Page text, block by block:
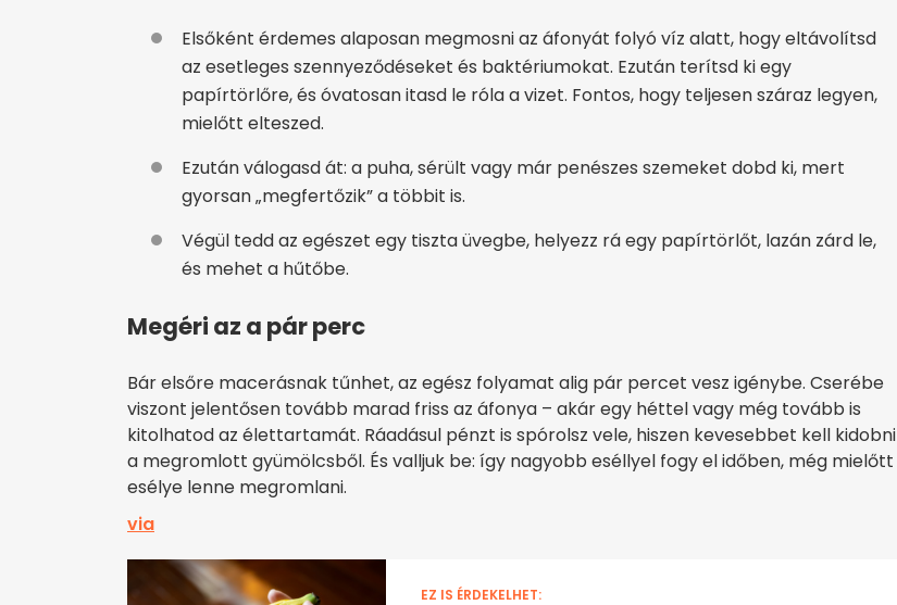
Elsőként érdemes alaposan megmosni az áfonyát folyó víz alatt, hogy eltávolítsd
az esetleges szennyeződéseket és baktériumokat. Ezután terítsd ki egy
papírtörlőre, és óvatosan itasd le róla a vizet. Fontos, hogy teljesen száraz legyen,
mielőtt elteszed.
Ezután válogasd át: a puha, sérült vagy már penészes szemeket dobd ki, mert
gyorsan „megfertőzik” a többit is.
Végül tedd az egészet egy tiszta üvegbe, helyezz rá egy papírtörlőt, lazán zárd le,
és mehet a hűtőbe.
Megéri az a pár perc
Bár elsőre macerásnak tűnhet, az egész folyamat alig pár percet vesz igénybe. Cserébe
viszont jelentősen tovább marad friss az áfonya – akár egy héttel vagy még tovább is
kitolhatod az élettartamát. Ráadásul pénzt is spórolsz vele, hiszen kevesebbet kell kidobni
a megromlott gyümölcsből. És valljuk be: így nagyobb eséllyel fogy el időben, még mielőtt
esélye lenne megromlani.
via
EZ IS ÉRDEKELHET: